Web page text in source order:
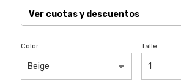
Ver cuotas y descuentos
Color Talle